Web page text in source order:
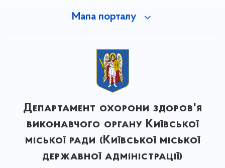
Мапа порталу
Департамент охорони здоров'я
виконавчого органу Київської
міської ради (Київської міської
державної адміністрації)